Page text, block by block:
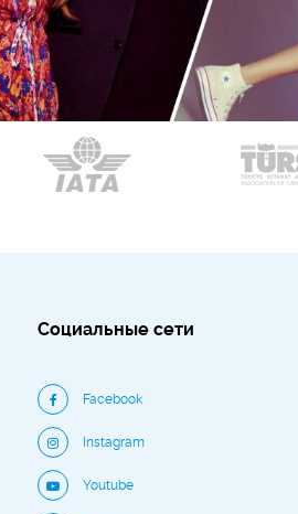
Социальные сети
Facebook
Instagram
Youtube